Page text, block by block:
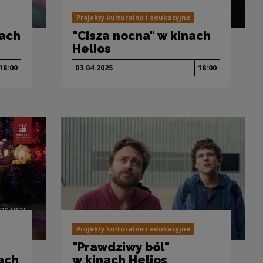
Projekty kulturalne i edukacyjne
"Cisza nocna" w kinach
Helios
03.04.2025 18:00
Projekty kulturalne i edukacyjne
"Prawdziwy ból"
w kinach Helios